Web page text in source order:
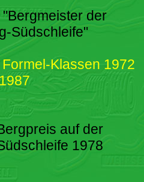
der
Südschleife"
Klassen 1972
auf der
1978